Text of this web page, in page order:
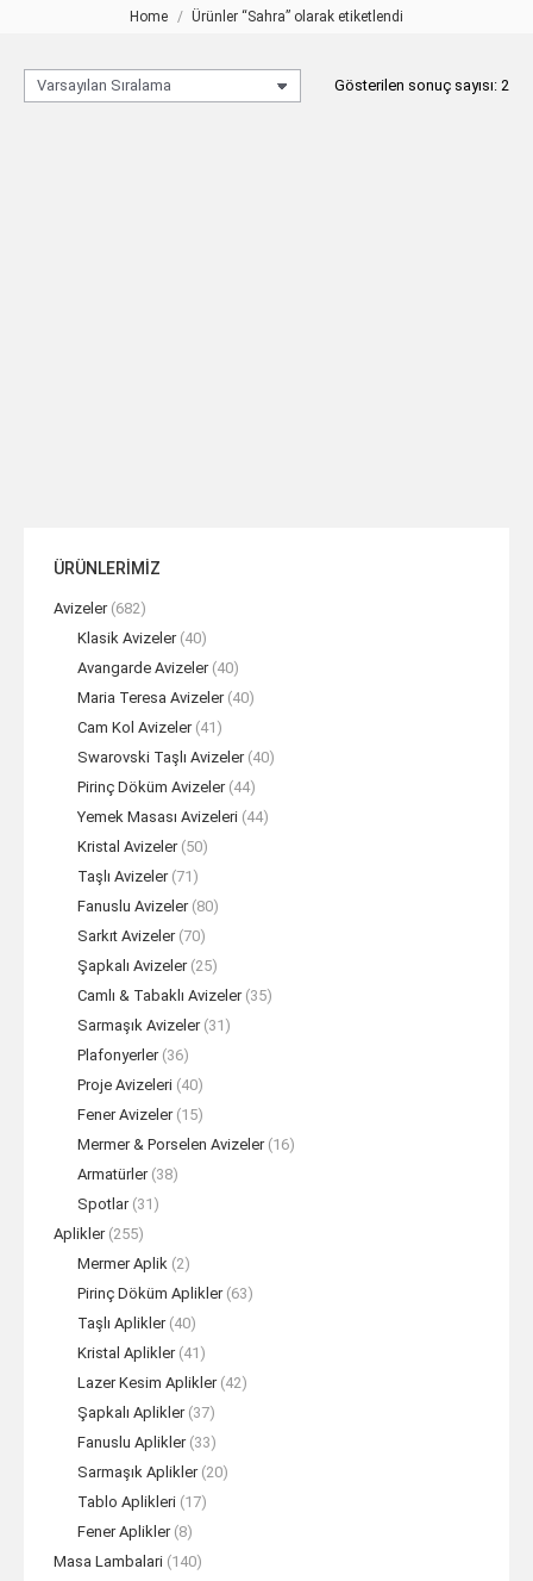
You are here:
Home Ürünler “Sahra” olarak etiketlendi
Gösterilen sonuç sayısı: 2
ÜRÜNLERİMİZ
Avizeler (682)
Klasik Avizeler (40)
Avangarde Avizeler (40)
Maria Teresa Avizeler (40)
Cam Kol Avizeler (41)
Swarovski Taşlı Avizeler (40)
Pirinç Döküm Avizeler (44)
Yemek Masası Avizeleri (44)
Kristal Avizeler (50)
Taşlı Avizeler (71)
Fanuslu Avizeler (80)
Sarkıt Avizeler (70)
Şapkalı Avizeler (25)
Camlı & Tabaklı Avizeler (35)
Sarmaşık Avizeler (31)
Plafonyerler (36)
Proje Avizeleri (40)
Fener Avizeler (15)
Mermer & Porselen Avizeler (16)
Armatürler (38)
Spotlar (31)
Aplikler (255)
Mermer Aplik (2)
Pirinç Döküm Aplikler (63)
Taşlı Aplikler (40)
Kristal Aplikler (41)
Lazer Kesim Aplikler (42)
Şapkalı Aplikler (37)
Fanuslu Aplikler (33)
Sarmaşık Aplikler (20)
Tablo Aplikleri (17)
Fener Aplikler (8)
Masa Lambalari (140)